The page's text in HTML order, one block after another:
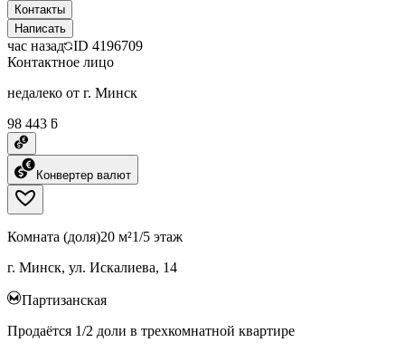
Контакты
Написать
час назад ID 4196709
Контактное лицо
недалеко от г. Минск
98 443 ƃ
Конвертер валют
Комната (доля)20 м²1/5 этаж
г. Минск, ул. Искалиева, 14
Партизанская
Продаётся 1/2 доли в трехкомнатной квартире